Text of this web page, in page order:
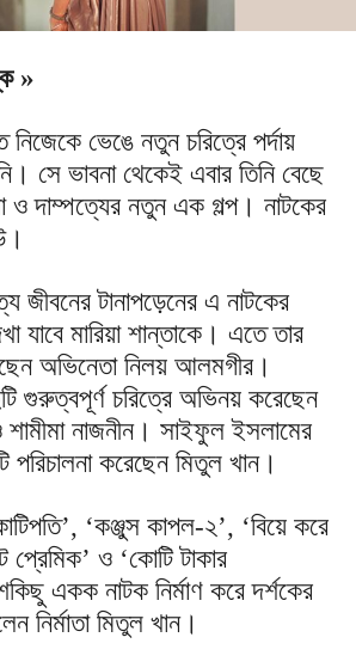
»
নিজেকে ভেঙে নতুন চরিত্রে পর্দায়
সে ভাবনা থেকেই এবার তিনি বেছে
ও দাম্পত্যের নতুন এক গল্প। নাটকের
জীবনের টানাপড়েনের এ নাটকের
যাবে মারিয়া শান্তাকে। এতে তার
অভিনেতা নিলয় আলমগীর।
গুরুত্বপূর্ণ চরিত্রে অভিনয় করেছেন
নাজনীন। সাইফুল ইসলামের
পরিচালনা করেছেন মিতুল খান।
‘কঞ্জুস কাপল-২’, ‘বিয়ে করে
ও ‘কোটি টাকার
একক নাটক নির্মাণ করে দর্শকের
নির্মাতা মিতুল খান।